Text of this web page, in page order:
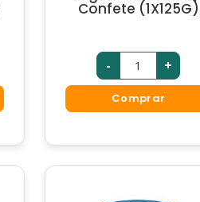
Confete (1X125G)
- +
Comprar